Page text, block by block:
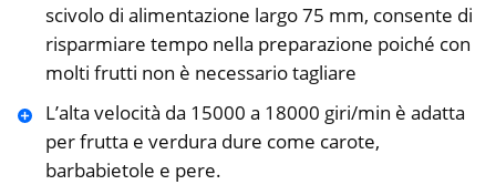
scivolo di alimentazione largo 75 mm, consente di
risparmiare tempo nella preparazione poiché con
molti frutti non è necessario tagliare
L’alta velocità da 15000 a 18000 giri/min è adatta
per frutta e verdura dure come carote,
barbabietole e pere.